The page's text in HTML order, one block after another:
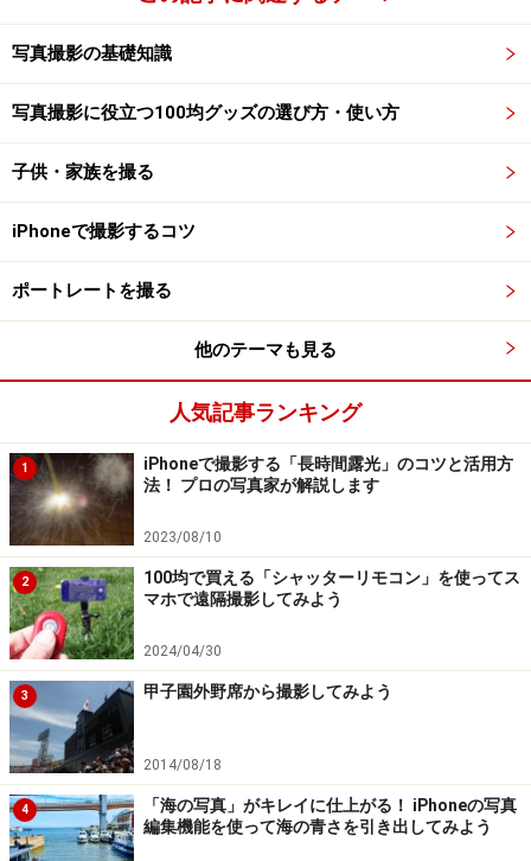
写真撮影の基礎知識
写真撮影に役立つ100均グッズの選び方・使い方
子供・家族を撮る
iPhoneで撮影するコツ
ポートレートを撮る
他のテーマも見る
人気記事ランキング
1
iPhoneで撮影する「長時間露光」のコツと活用方
法！ プロの写真家が解説します
2023/08/10
2
100均で買える「シャッターリモコン」を使ってス
マホで遠隔撮影してみよう
2024/04/30
3 甲子園外野席から撮影してみよう
2014/08/18
4
「海の写真」がキレイに仕上がる！ iPhoneの写真
編集機能を使って海の青さを引き出してみよう